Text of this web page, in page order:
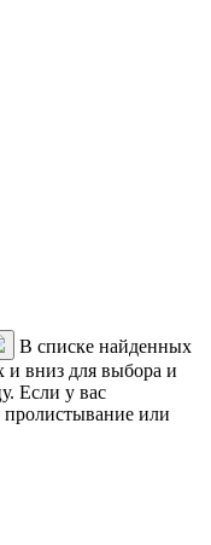
В списке найденных
и вниз для выбора и
Если у вас
пролистывание или